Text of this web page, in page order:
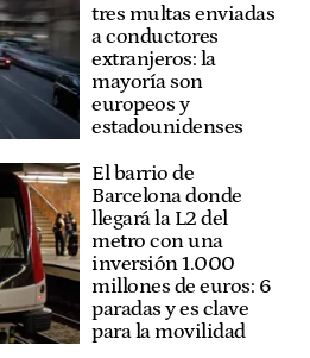
tres multas enviadas
a conductores
extranjeros: la
mayoría son
europeos y
estadounidenses
El barrio de
Barcelona donde
llegará la L2 del
metro con una
inversión 1.000
millones de euros: 6
paradas y es clave
para la movilidad